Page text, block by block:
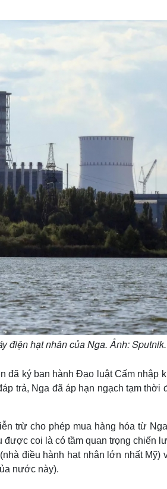
Sân khấu - Điện ảnh
Âm nhạc
điện hạt nhân của Nga. Ảnh: Sputnik.
đã ký ban hành Đạo luật Cấm nhập
trả, Nga đã áp hạn ngạch tạm thời
trừ cho phép mua hàng hóa từ
được coi là có tầm quan trọng chiến
điều hành hạt nhân lớn nhất Mỹ)
nước này).